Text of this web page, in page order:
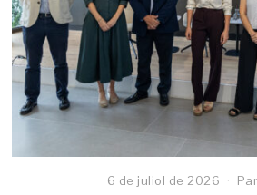
6 de juliol de 2026